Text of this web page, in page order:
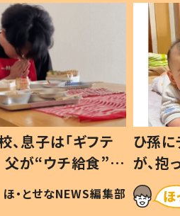
息子は「ギフテ
父が“ウチ給食”を
由とは #令和の親
ほ・とせなNEWS編集部
ひ孫
が、
「涙が
い」